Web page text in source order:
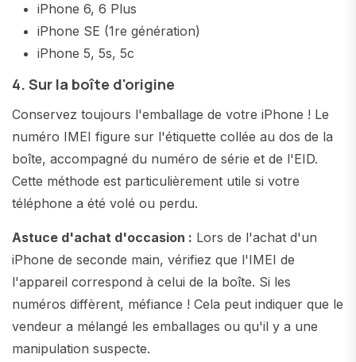
iPhone 6, 6 Plus
iPhone SE (1re génération)
iPhone 5, 5s, 5c
4. Sur la boîte d'origine
Conservez toujours l'emballage de votre iPhone ! Le
numéro IMEI figure sur l'étiquette collée au dos de la
boîte, accompagné du numéro de série et de l'EID.
Cette méthode est particulièrement utile si votre
téléphone a été volé ou perdu.
Astuce d'achat d'occasion : Lors de l'achat d'un
iPhone de seconde main, vérifiez que l'IMEI de
l'appareil correspond à celui de la boîte. Si les
numéros diffèrent, méfiance ! Cela peut indiquer que le
vendeur a mélangé les emballages ou qu'il y a une
manipulation suspecte.